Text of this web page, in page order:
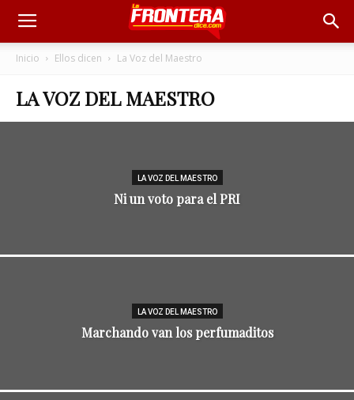
Inicio Ellos dicen La Voz del Maestro
LA VOZ DEL MAESTRO
LA VOZ DEL MAESTRO
Ni un voto para el PRI
LA VOZ DEL MAESTRO
Marchando van los perfumaditos